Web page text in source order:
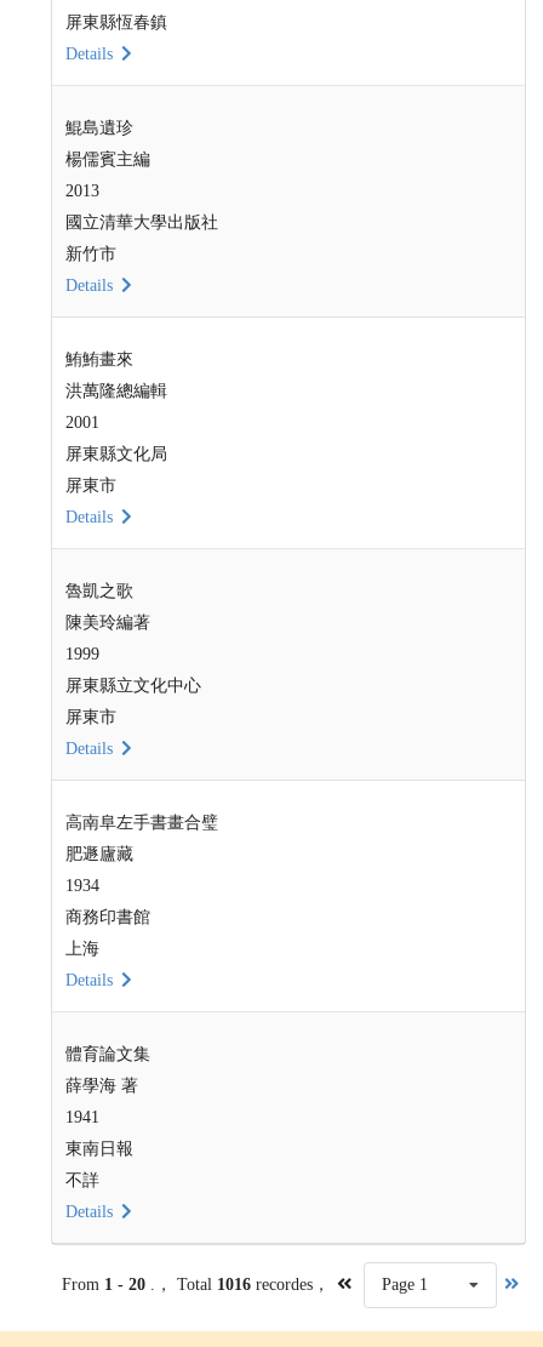
屏東縣恆春鎮
Details
鯤島遺珍
楊儒賓主編
2013
國立清華大學出版社
新竹市
Details
鮪鮪畫來
洪萬隆總編輯
2001
屏東縣文化局
屏東市
Details
魯凱之歌
陳美玲編著
1999
屏東縣立文化中心
屏東市
Details
高南阜左手書畫合璧
肥遯廬藏
1934
商務印書館
上海
Details
體育論文集
薛學海 著
1941
東南日報
不詳
Details
From 1 - 20 .， Total 1016recordes， Page 1